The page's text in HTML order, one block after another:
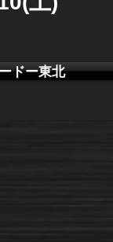
ドー東北